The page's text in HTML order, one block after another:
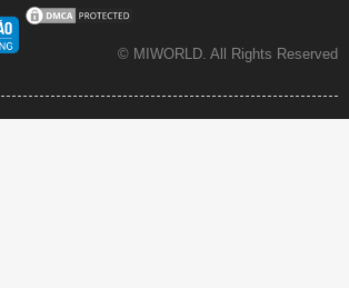
© MIWORLD. All Rights Reserved